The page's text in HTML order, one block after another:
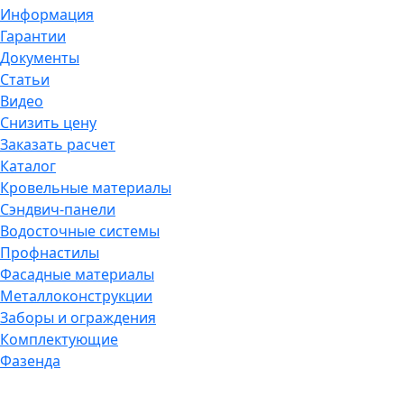
Информация
Гарантии
Документы
Статьи
Видео
Снизить цену
Заказать расчет
Каталог
Кровельные материалы
Сэндвич-панели
Водосточные системы
Профнастилы
Фасадные материалы
Металлоконструкции
Заборы и ограждения
Комплектующие
Фазенда